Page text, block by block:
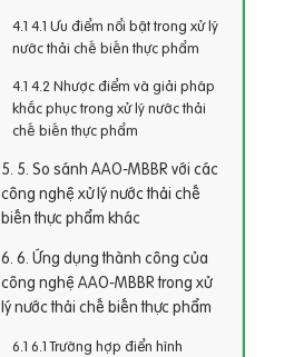
4.1 Ưu điểm nổi bật trong xử lý
nước thải chế biến thực phẩm
4.2 Nhược điểm và giải pháp
khắc phục trong xử lý nước thải
chế biến thực phẩm
5. So sánh AAO-MBBR với các
công nghệ xử lý nước thải chế
biến thực phẩm khác
6. Ứng dụng thành công của
công nghệ AAO-MBBR trong xử
lý nước thải chế biến thực phẩm
6.1 Trường hợp điển hình